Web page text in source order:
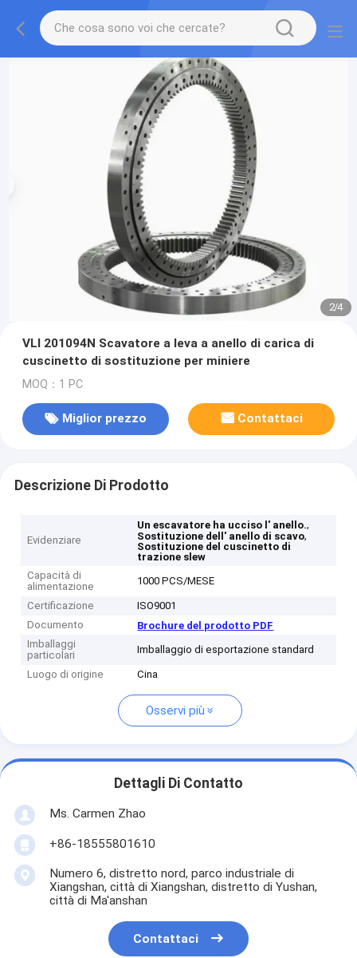
2/4
VLI 201094N Scavatore a leva a anello di carica di
cuscinetto di sostituzione per miniere
MOQ：1 PC
Miglior prezzo Contattaci
Descrizione Di Prodotto
Evidenziare
Un escavatore ha ucciso l' anello.,
Sostituzione dell' anello di scavo,
Sostituzione del cuscinetto di
trazione slew
Capacità di
alimentazione
1000 PCS/MESE
Certificazione
ISO9001
Documento
Brochure del prodotto PDF
Imballaggi
particolari
Imballaggio di esportazione standard
Luogo di origine Cina
Osservi più
Dettagli Di Contatto
Ms. Carmen Zhao
+86-18555801610
Numero 6, distretto nord, parco industriale di
Xiangshan, città di Xiangshan, distretto di Yushan,
città di Ma'anshan
Contattaci